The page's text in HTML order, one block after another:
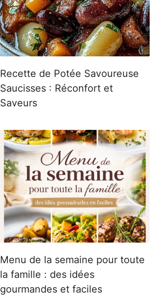
Recette de Potée Savoureuse
Saucisses : Réconfort et
Saveurs
Menu de la semaine pour toute
la famille : des idées
gourmandes et faciles